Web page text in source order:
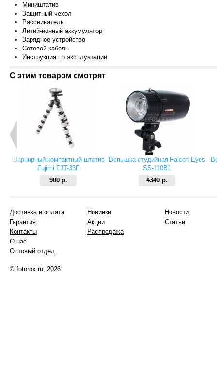
Миништатив
Защитный чехол
Рассеиватель
Литий-ионный аккумулятор
Зарядное устройство
Сетевой кабель
Инструкция по эксплуатации
С этим товаром смотрят
Шарнирный компактный штатив
Fujimi FJT-33F
900 р.
Вспышка студийная Falcon Eyes
SS-110BJ
4340 р.
Доставка и оплата
Гарантия
Контакты
О нас
Оптовый отдел
Новинки
Акции
Распродажа
Новости
Статьи
© fotorox.ru, 2026